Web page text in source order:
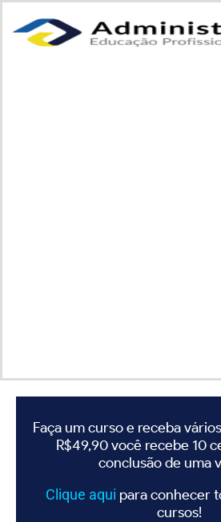
Faça um curso e receba
R$49,90 você recebe 10
conclusão de uma
Clique aqui para conhecer
cursos!